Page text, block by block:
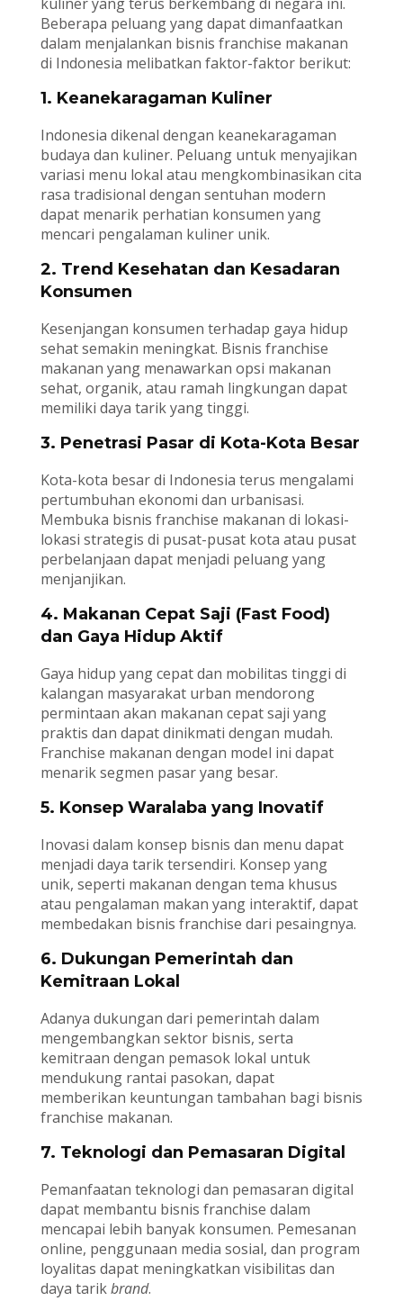
kuliner yang terus berkembang di negara ini.
Beberapa peluang yang dapat dimanfaatkan
dalam menjalankan bisnis franchise makanan
di Indonesia melibatkan faktor-faktor berikut:
1. Keanekaragaman Kuliner
Indonesia dikenal dengan keanekaragaman
budaya dan kuliner. Peluang untuk menyajikan
variasi menu lokal atau mengkombinasikan cita
rasa tradisional dengan sentuhan modern
dapat menarik perhatian konsumen yang
mencari pengalaman kuliner unik.
2. Trend Kesehatan dan Kesadaran
Konsumen
Kesenjangan konsumen terhadap gaya hidup
sehat semakin meningkat. Bisnis franchise
makanan yang menawarkan opsi makanan
sehat, organik, atau ramah lingkungan dapat
memiliki daya tarik yang tinggi.
3. Penetrasi Pasar di Kota-Kota Besar
Kota-kota besar di Indonesia terus mengalami
pertumbuhan ekonomi dan urbanisasi.
Membuka bisnis franchise makanan di lokasi-
lokasi strategis di pusat-pusat kota atau pusat
perbelanjaan dapat menjadi peluang yang
menjanjikan.
4. Makanan Cepat Saji (Fast Food)
dan Gaya Hidup Aktif
Gaya hidup yang cepat dan mobilitas tinggi di
kalangan masyarakat urban mendorong
permintaan akan makanan cepat saji yang
praktis dan dapat dinikmati dengan mudah.
Franchise makanan dengan model ini dapat
menarik segmen pasar yang besar.
5. Konsep Waralaba yang Inovatif
Inovasi dalam konsep bisnis dan menu dapat
menjadi daya tarik tersendiri. Konsep yang
unik, seperti makanan dengan tema khusus
atau pengalaman makan yang interaktif, dapat
membedakan bisnis franchise dari pesaingnya.
6. Dukungan Pemerintah dan
Kemitraan Lokal
Adanya dukungan dari pemerintah dalam
mengembangkan sektor bisnis, serta
kemitraan dengan pemasok lokal untuk
mendukung rantai pasokan, dapat
memberikan keuntungan tambahan bagi bisnis
franchise makanan.
7. Teknologi dan Pemasaran Digital
Pemanfaatan teknologi dan pemasaran digital
dapat membantu bisnis franchise dalam
mencapai lebih banyak konsumen. Pemesanan
online, penggunaan media sosial, dan program
loyalitas dapat meningkatkan visibilitas dan
daya tarikbrand.